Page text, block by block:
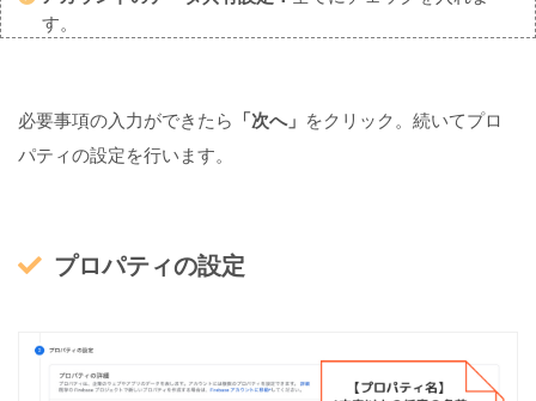
ア
ナ
ク
ス
セ
す。
必要事項の入力ができたら 「次へ」 をクリック。続いてプロ
パティの設定を行います。
プロパティの設定